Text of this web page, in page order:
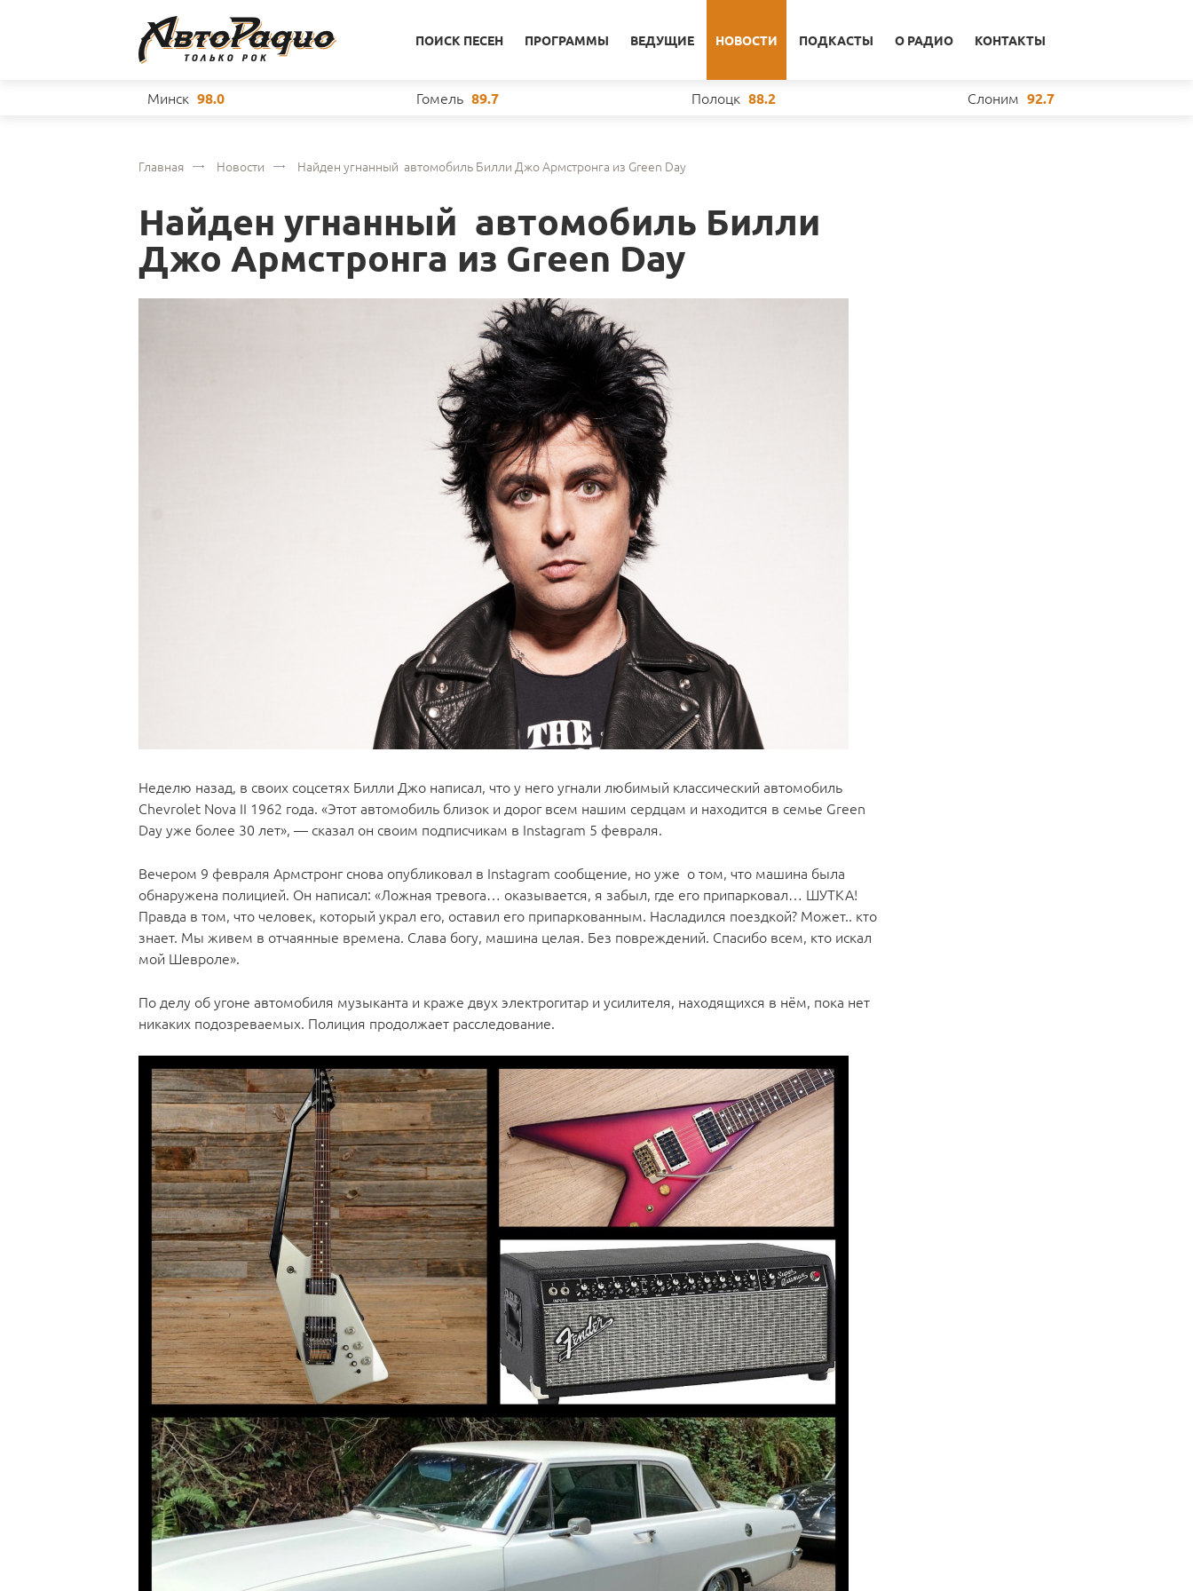
ПОИСК ПЕСЕН ПРОГРАММЫ ВЕДУЩИЕ НОВОСТИ ПОДКАСТЫ О РАДИО КОНТАКТЫ
Минск 98.0 Гомель 89.7 Полоцк 88.2 Слоним 92.7
Главная Новости Найден угнанный автомобиль Билли Джо Армстронга из Green Day
Найден угнанный автомобиль Билли
Джо Армстронга из Green Day
Неделю назад, в своих соцсетях Билли Джо написал, что у него угнали любимый классический автомобиль
Chevrolet Nova II 1962 года. «Этот автомобиль близок и дорог всем нашим сердцам и находится в семье Green
Day уже более 30 лет», — сказал он своим подписчикам в Instagram 5 февраля.
Вечером 9 февраля Армстронг снова опубликовал в Instagram сообщение, но уже о том, что машина была
обнаружена полицией. Он написал: «Ложная тревога… оказывается, я забыл, где его припарковал… ШУТКА!
Правда в том, что человек, который украл его, оставил его припаркованным. Насладился поездкой? Может.. кто
знает. Мы живем в отчаянные времена. Слава богу, машина целая. Без повреждений. Спасибо всем, кто искал
мой Шевроле».
По делу об угоне автомобиля музыканта и краже двух электрогитар и усилителя, находящихся в нём, пока нет
никаких подозреваемых. Полиция продолжает расследование.